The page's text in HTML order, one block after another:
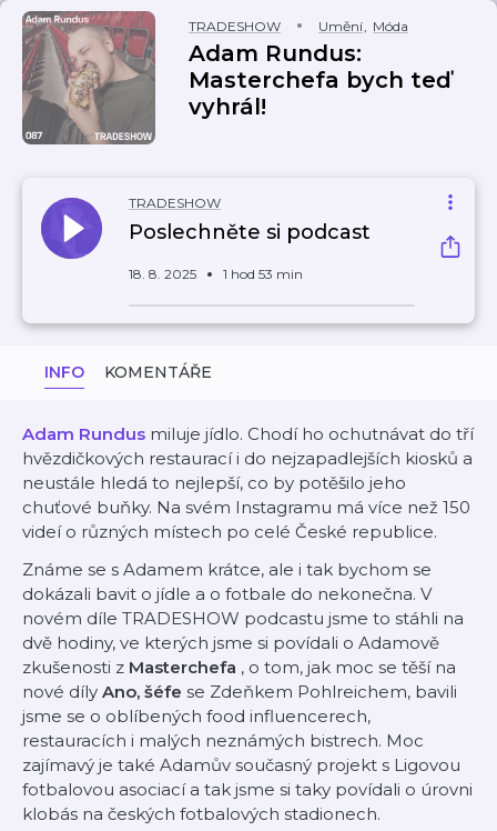
TRADESHOW Umění, Móda
Adam Rundus:
Masterchefa bych teď
vyhrál!
TRADESHOW
Poslechněte si podcast
18. 8. 2025 1 hod 53 min
INFO KOMENTÁŘE
Adam Rundus miluje jídlo. Chodí ho ochutnávat do tří
hvězdičkových restaurací i do nejzapadlejších kiosků a
neustále hledá to nejlepší, co by potěšilo jeho
chuťové buňky. Na svém Instagramu má více než 150
videí o různých místech po celé České republice.
Známe se s Adamem krátce, ale i tak bychom se
dokázali bavit o jídle a o fotbale do nekonečna. V
novém díle TRADESHOW podcastu jsme to stáhli na
dvě hodiny, ve kterých jsme si povídali o Adamově
zkušenosti z Masterchefa , o tom, jak moc se těší na
nové díly Ano, šéfe se Zdeňkem Pohlreichem, bavili
jsme se o oblíbených food influencerech,
restauracích i malých neznámých bistrech. Moc
zajímavý je také Adamův současný projekt s Ligovou
fotbalovou asociací a tak jsme si taky povídali o úrovni
klobás na českých fotbalových stadionech.